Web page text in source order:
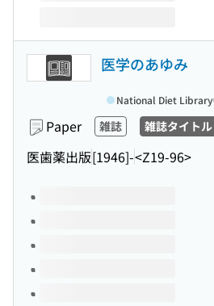
医学のあゆみ
Paper 雑誌 雑誌タイトル
医歯薬出版[1946]-<Z19-96>
National Diet Library
Volumes of this title